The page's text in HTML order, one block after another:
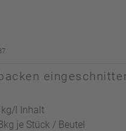
kg/l Inhalt
je Stück / Beutel